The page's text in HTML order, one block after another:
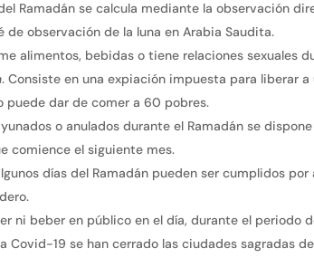
Ramadán se calcula mediante la observación
observación de la luna en Arabia Saudita.
alimentos, bebidas o tiene relaciones sexuales
. Consiste en una expiación impuesta para liberar
puede dar de comer a 60 pobres.
o anulados durante el Ramadán se
comience el siguiente mes.
días del Ramadán pueden ser cumplidos
ni beber en público en el día, durante el periodo
Covid-19 se han cerrado las ciudades sagradas